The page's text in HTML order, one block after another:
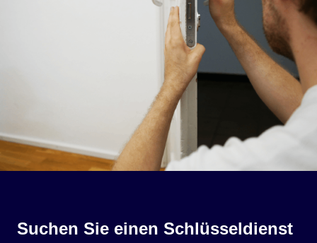
Suchen Sie einen Schlüsseldienst